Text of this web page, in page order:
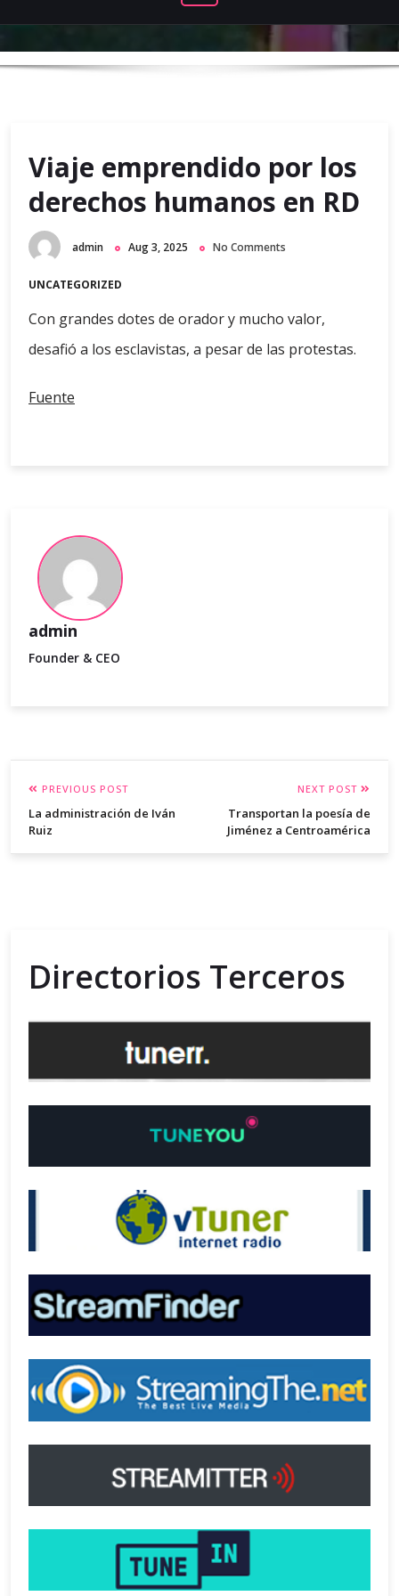
Viaje emprendido por los
derechos humanos en RD
admin Aug 3, 2025 No Comments
UNCATEGORIZED
Con grandes dotes de orador y mucho valor,
desafió a los esclavistas, a pesar de las protestas.
Fuente
admin
Founder & CEO
PREVIOUS POST
La administración de Iván
Ruiz
NEXT POST
Transportan la poesía de
Jiménez a Centroamérica
Directorios Terceros